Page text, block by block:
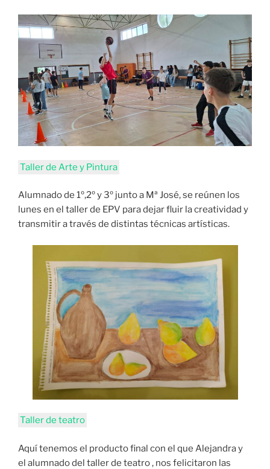
Taller de Arte y Pintura
Alumnado de 1º,2º y 3º junto a Mª José, se reúnen los
lunes en el taller de EPV para dejar fluir la creatividad y
transmitir a través de distintas técnicas artísticas.
Taller de teatro
Aquí tenemos el producto final con el que Alejandra y
el alumnado del taller de teatro , nos felicitaron las